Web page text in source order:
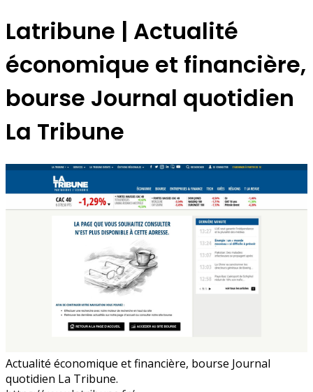
Latribune | Actualité
économique et financière,
bourse Journal quotidien
La Tribune
Actualité économique et financière, bourse Journal
quotidien La Tribune.